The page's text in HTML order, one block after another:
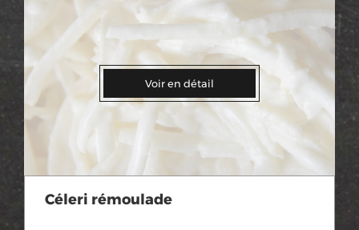
Voir en détail
Céleri rémoulade